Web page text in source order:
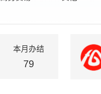
本月办结
79